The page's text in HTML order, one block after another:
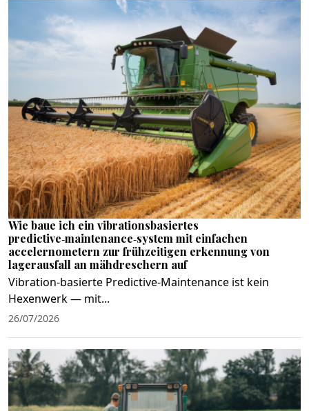
Wie baue ich ein vibrationsbasiertes
predictive‑maintenance‑system mit einfachen
accelernometern zur frühzeitigen erkennung von
lagerausfall an mähdreschern auf
Vibration‑basierte Predictive‑Maintenance ist kein
Hexenwerk — mit...
26/07/2026